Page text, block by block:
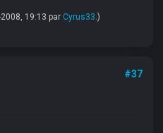
19:13 par Cyrus33.)
#37